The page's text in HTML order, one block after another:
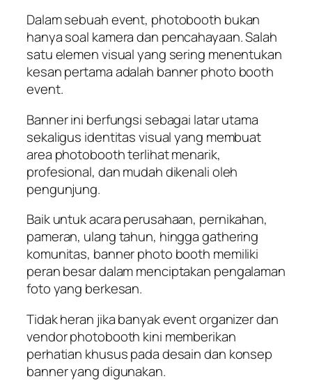
Dalam sebuah event, photobooth bukan
hanya soal kamera dan pencahayaan. Salah
satu elemen visual yang sering menentukan
kesan pertama adalah banner photo booth
event.
Banner ini berfungsi sebagai latar utama
sekaligus identitas visual yang membuat
area photobooth terlihat menarik,
profesional, dan mudah dikenali oleh
pengunjung.
Baik untuk acara perusahaan, pernikahan,
pameran, ulang tahun, hingga gathering
komunitas, banner photo booth memiliki
peran besar dalam menciptakan pengalaman
foto yang berkesan.
Tidak heran jika banyak event organizer dan
vendor photobooth kini memberikan
perhatian khusus pada desain dan konsep
banner yang digunakan.